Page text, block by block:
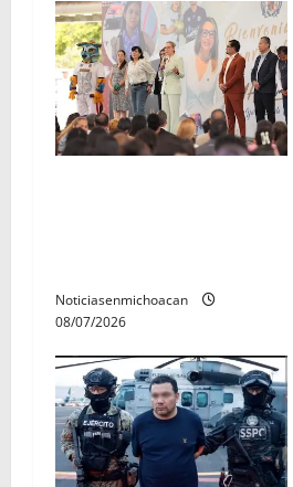
Noticiasenmichoacan
08/07/2026